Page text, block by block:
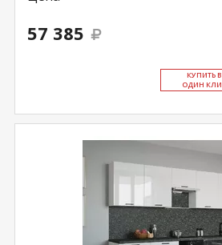
57 385
КУ­ПИТЬ В
ОДИН